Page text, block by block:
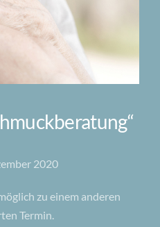
2020
zu einem anderen
Termin.